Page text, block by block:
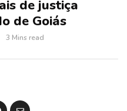
de justiça
de Goiás
3 Mins read